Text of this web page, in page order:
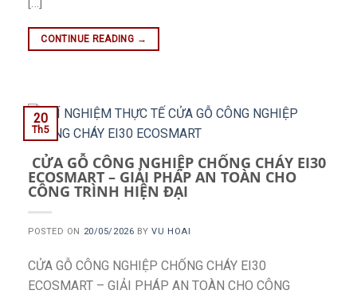
CONTINUE READING →
CỬA GỖ CÔNG NGHIỆP CHỐNG CHÁY EI30
ECOSMART – GIẢI PHÁP AN TOÀN CHO
CÔNG TRÌNH HIỆN ĐẠI
POSTED ON 20/05/2026 BYVU HOAI
20
Th5
CỬA GỖ CÔNG NGHIỆP CHỐNG CHÁY EI30
ECOSMART – GIẢI PHÁP AN TOÀN CHO CÔNG